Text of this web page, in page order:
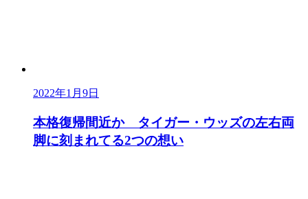
2022年1月9日
本格復帰間近か タイガー・ウッズの左右両
脚に刻まれてる2つの想い